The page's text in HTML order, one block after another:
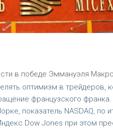
в победе Эммануэля
оптимизм в трейдеров,
французского франка.
показатель NASDAQ,
Dow Jones при этом